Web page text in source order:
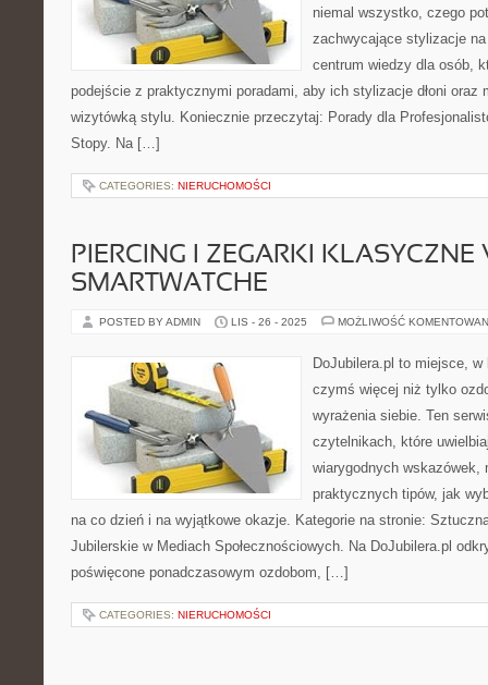
niemal wszystko, czego
zachwycające stylizacje
centrum wiedzy dla osób,
podejście z praktycznymi poradami, aby ich stylizacje dłoni oraz
wizytówką stylu. Koniecznie przeczytaj: Porady dla
Stopy. Na […]
CATEGORIES: NIERUCHOMOŚCI
PIERCING I ZEGARKI KLASYCZNE
SMARTWATCHE
POSTED BY ADMIN LIS - 26 - 2025 MOŻLIWOŚĆ
DoJubilera.pl to miejsce,
czymś więcej niż tylko
wyrażenia siebie. Ten
czytelnikach, które
wiarygodnych wskazówek,
praktycznych tipów, jak
na co dzień i na wyjątkowe okazje. Kategorie na stronie:
Jubilerskie w Mediach Społecznościowych. Na DoJubilera.pl
poświęcone ponadczasowym ozdobom, […]
CATEGORIES: NIERUCHOMOŚCI